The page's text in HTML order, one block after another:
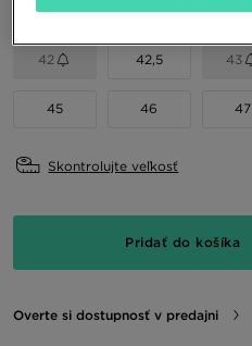
42 42,5 43
45 46 47
Skontrolujte veľkosť
Pridať do košíka
Overte si dostupnosť v predajni